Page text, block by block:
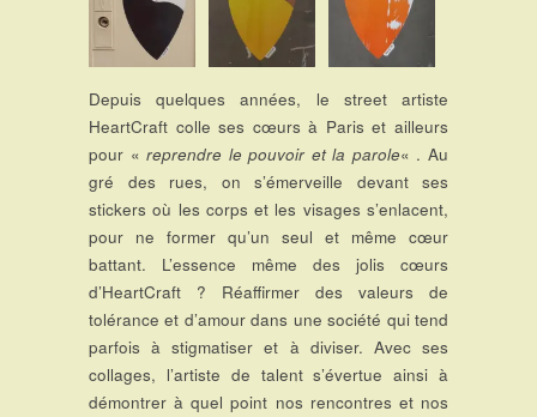
Depuis quelques années, le street artiste
HeartCraft colle ses cœurs à Paris et ailleurs
pour «reprendre le pouvoir et la parole« . Au
gré des rues, on s’émerveille devant ses
stickers où les corps et les visages s’enlacent,
pour ne former qu’un seul et même cœur
battant. L’essence même des jolis cœurs
d’HeartCraft ? Réaffirmer des valeurs de
tolérance et d’amour dans une société qui tend
parfois à stigmatiser et à diviser. Avec ses
collages, l’artiste de talent s’évertue ainsi à
démontrer à quel point nos rencontres et nos